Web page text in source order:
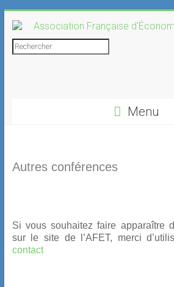
to
content
Association
Menu
Autres conférences
Si vous souhaitez faire apparaître
sur le site de l’AFET, merci
contact